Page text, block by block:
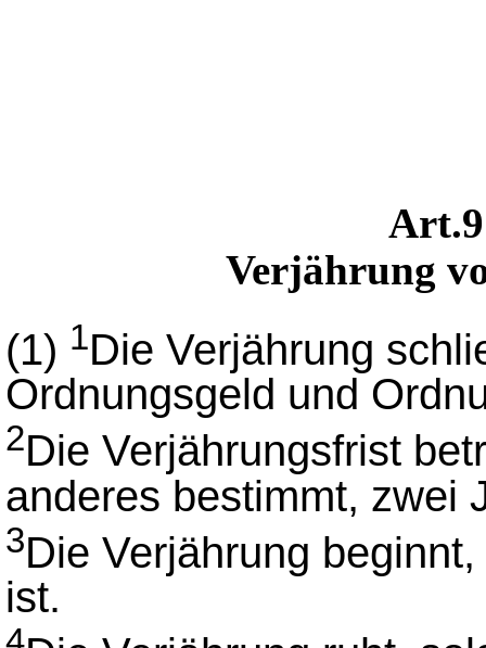
Verjährung
(1) 1Die Verjährung
Ordnungsgeld und
2Die Verjährungsfrist
anderes bestimmt, zwei
3Die Verjährung
ist.